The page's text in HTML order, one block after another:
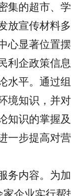
集的超市、
放宣传材料
心显著位置
利企政策信
平。通过组
境知识，并
知识的掌握
一步提高对
内容。为加